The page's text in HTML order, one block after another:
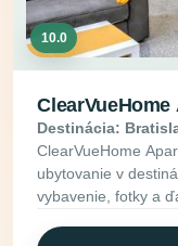
10.0
Destinácia:
ClearVueHome
ubytovanie v
vybavenie, fotky a